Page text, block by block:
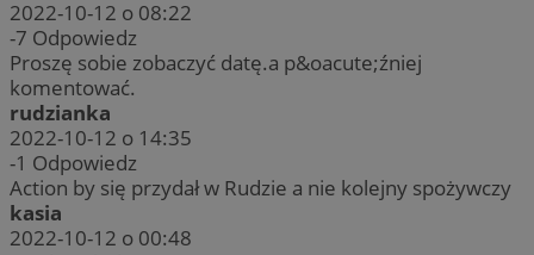
2022-10-12 o 08:22
-7 Odpowiedz
Proszę sobie zobaczyć datę.a p&oacute;źniej
komentować.
rudzianka
2022-10-12 o 14:35
-1 Odpowiedz
Action by się przydał w Rudzie a nie kolejny spożywczy
kasia
2022-10-12 o 00:48